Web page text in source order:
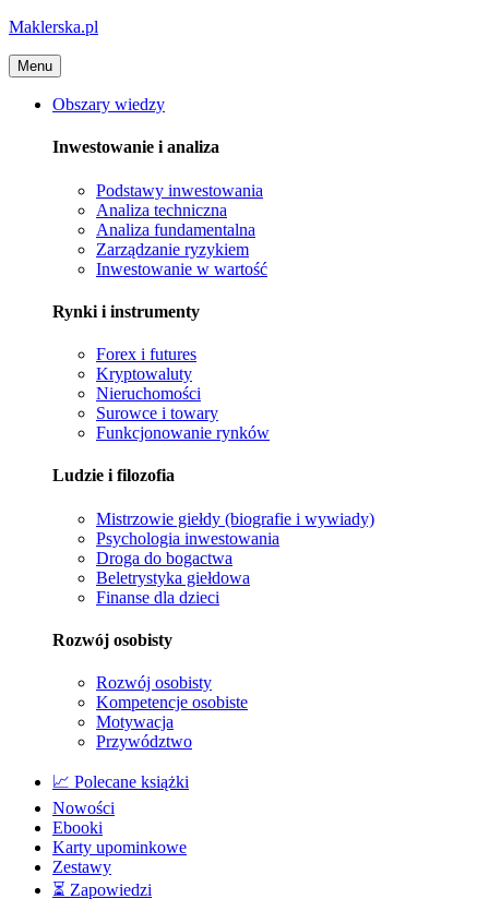
Maklerska.pl
Menu
Obszary wiedzy
Inwestowanie i analiza
Podstawy inwestowania
Analiza techniczna
Analiza fundamentalna
Zarządzanie ryzykiem
Inwestowanie w wartość
Rynki i instrumenty
Forex i futures
Kryptowaluty
Nieruchomości
Surowce i towary
Funkcjonowanie rynków
Ludzie i filozofia
Mistrzowie giełdy (biografie i wywiady)
Psychologia inwestowania
Droga do bogactwa
Beletrystyka giełdowa
Finanse dla dzieci
Rozwój osobisty
Rozwój osobisty
Kompetencje osobiste
Motywacja
Przywództwo
📈 Polecane książki
Nowości
Ebooki
Karty upominkowe
Zestawy
⏳ Zapowiedzi